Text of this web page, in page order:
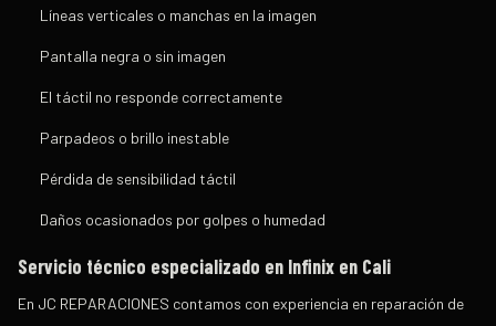
Líneas verticales o manchas en la imagen
Pantalla negra o sin imagen
El táctil no responde correctamente
Parpadeos o brillo inestable
Pérdida de sensibilidad táctil
Daños ocasionados por golpes o humedad
Servicio técnico especializado en Infinix en Cali
En JC REPARACIONES contamos con experiencia en reparación de